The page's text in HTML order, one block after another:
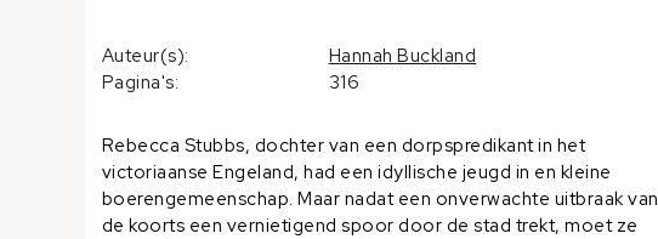
Auteur(s):
Hannah Buckland
Pagina's:
316
Rebecca Stubbs, dochter van een dorpspredikant in het
victoriaanse Engeland, had een idyllische jeugd in en kleine
boerengemeenschap. Maar nadat een onverwachte uitbraak van
de koorts een vernietigend spoor door de stad trekt, moet ze